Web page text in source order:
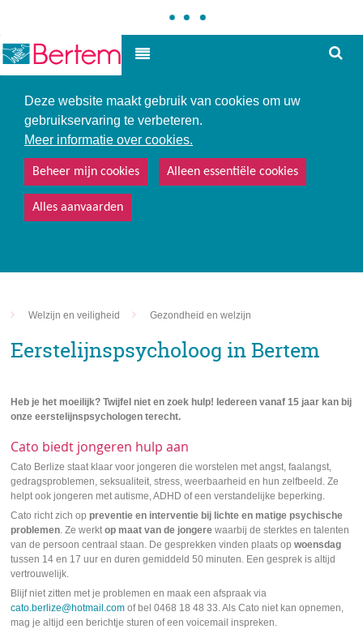
Deze website maakt gebruik van cookies om uw
gebruikservaring te verbeteren.
Meer informatie over cookies.
Beheer mijn cookies Alleen essentiële cookies
Alles aanvaarden
Welzijn en veiligheid Gezondheid en welzijn
Eerstelijnspsycholoog in Bertem
Heb je het moeilijk? Twijfel niet en zoek hulp! Iedereen vanaf 15 jaar kan bij
onze eerstelijnspsychologen terecht.
Cato biedt jongeren hulp aan
Cato Berlize staat klaar voor jongeren die worstelen met angst, faalangst,
gedragsproblemen, seksualiteit, stress, weerbaarheid en hun zelfbeeld. Ze
helpt ook jongeren met autisme, ADHD of een verstandelijke beperking.
Cato richt zich oppreventie en interventie bij lichte en matige psychische
problemen. Ze werktop maat van de jongere waarbij de sterktes en talenten
van de persoon centraal staan. De gesprekken vinden plaats opwoensdag
tussen 14 en 17 uur en duren gemiddeld 50 minuten. Een gesprek is altijd
vertrouwelijk.
Blijf niet zitten met je problemen en maak een afspraak via
cato.berlize@hotmail.com of bel 0468 18 48 33. Als Cato niet kan opnemen,
mag je altijd een berichtje sturen of een voicemail inspreken.